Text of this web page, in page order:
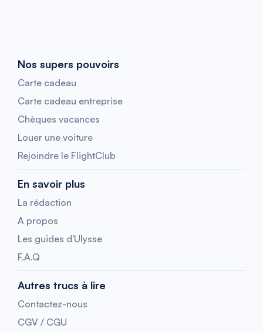
Nos supers pouvoirs
Carte cadeau
Carte cadeau entreprise
Chèques vacances
Louer une voiture
Rejoindre le FlightClub
En savoir plus
La rédaction
A propos
Les guides d'Ulysse
F.A.Q
Autres trucs à lire
Contactez-nous
CGV / CGU